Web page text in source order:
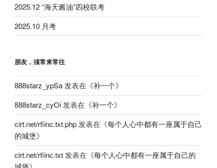
2025.12 “海天酱油”四校联考
2025.10 月考
朋友，须常来常往
888starz_ypSa发表在《补一个》
888starz_cyOi发表在《补一个》
cirt.net/rfiinc.txt.php发表在《每个人心中都有一座属于自己
的城堡》
cirt.net/rfiinc.txt发表在《每个人心中都有一座属于自己的